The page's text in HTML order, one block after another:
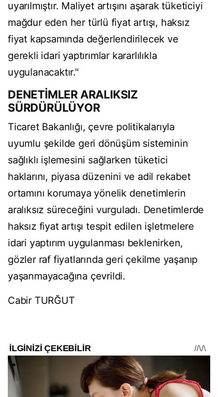
uyarılmıştır. Maliyet artışını aşarak tüketiciyi
mağdur eden her türlü fiyat artışı, haksız
fiyat kapsamında değerlendirilecek ve
gerekli idari yaptırımlar kararlılıkla
uygulanacaktır."
DENETİMLER ARALIKSIZ
SÜRDÜRÜLÜYOR
Ticaret Bakanlığı, çevre politikalarıyla
uyumlu şekilde geri dönüşüm sisteminin
sağlıklı işlemesini sağlarken tüketici
haklarını, piyasa düzenini ve adil rekabet
ortamını korumaya yönelik denetimlerin
aralıksız süreceğini vurguladı. Denetimlerde
haksız fiyat artışı tespit edilen işletmelere
idari yaptırım uygulanması beklenirken,
gözler raf fiyatlarında geri çekilme yaşanıp
yaşanmayacağına çevrildi.
Cabir TURĞUT